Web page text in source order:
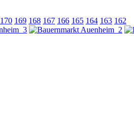
170 169 168 167 166 165 164 163 162